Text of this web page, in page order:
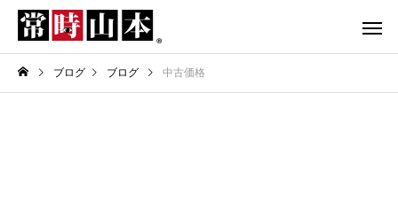
ブログ ブログ 中古価格